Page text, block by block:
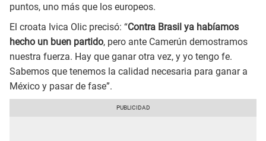
puntos, uno más que los europeos.
El croata Ivica Olic precisó: “Contra Brasil ya habíamos
hecho un buen partido, pero ante Camerún demostramos
nuestra fuerza. Hay que ganar otra vez, y yo tengo fe.
Sabemos que tenemos la calidad necesaria para ganar a
México y pasar de fase”.